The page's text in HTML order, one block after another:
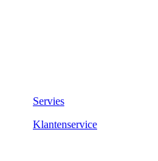
Servies
Klantenservice